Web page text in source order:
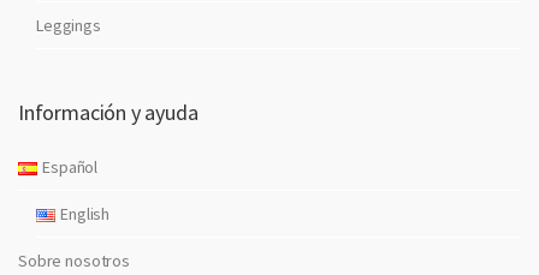
Leggings
Información y ayuda
Español
English
Sobre nosotros